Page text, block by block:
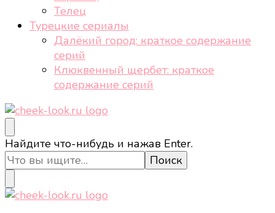
Телец
Турецкие сериалы
Далёкий город: краткое содержание
серий
Клюквенный щербет: краткое
содержание серий
cheek-look.ru
Женский сайт о звездах и кино, а также трендах,
здоровом образе жизни, спорте, стиле, отдыхе и
еде.
Ищите
что-
то?
Найдите что-нибудь и нажав Enter.